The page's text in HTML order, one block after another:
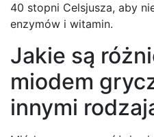
40 stopni Celsjusza, aby
enzymów i witamin.
Jakie są
miodem
innymi